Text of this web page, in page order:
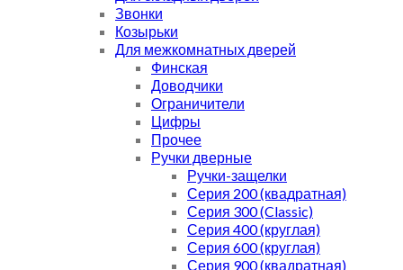
Звонки
Козырьки
Для межкомнатных дверей
Финская
Доводчики
Ограничители
Цифры
Прочее
Ручки дверные
Ручки-защелки
Серия 200 (квадратная)
Серия 300 (Classic)
Серия 400 (круглая)
Серия 600 (круглая)
Серия 900 (квадратная)